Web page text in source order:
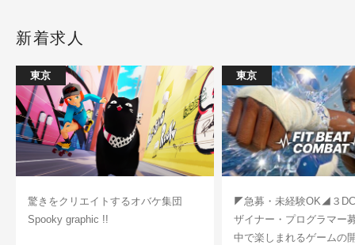
新着求人
東京
驚きをクリエイトするオバケ集団
Spooky graphic !!
東京
◤急募・未経験OK◢３
ザイナー・プログラマー
中で楽しまれるゲームの